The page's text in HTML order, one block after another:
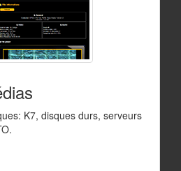
K7, disques durs, serveurs